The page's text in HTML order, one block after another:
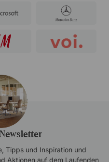
Tipps und Inspiration und
Aktionen auf dem Laufenden